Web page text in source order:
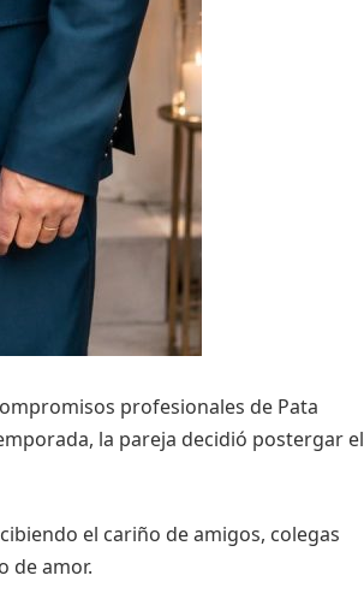
profesionales de Pata
la pareja decidió postergar el
el cariño de amigos, colegas
de amor.